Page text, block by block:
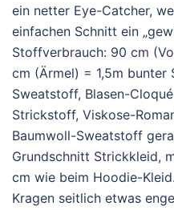
ein netter Eye-Catcher,
einfachen Schnitt ein
Stoffverbrauch: 90 cm
cm (Ärmel) = 1,5m bunter
Sweatstoff, Blasen-
Strickstoff, Viskose-
Baumwoll-Sweatstoff
Grundschnitt Strickkleid,
cm wie beim Hoodie-
Kragen seitlich etwas